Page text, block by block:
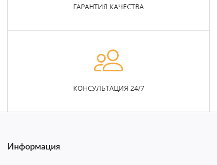
ГАРАНТИЯ КАЧЕСТВА
КОНСУЛЬТАЦИЯ 24/7
Информация